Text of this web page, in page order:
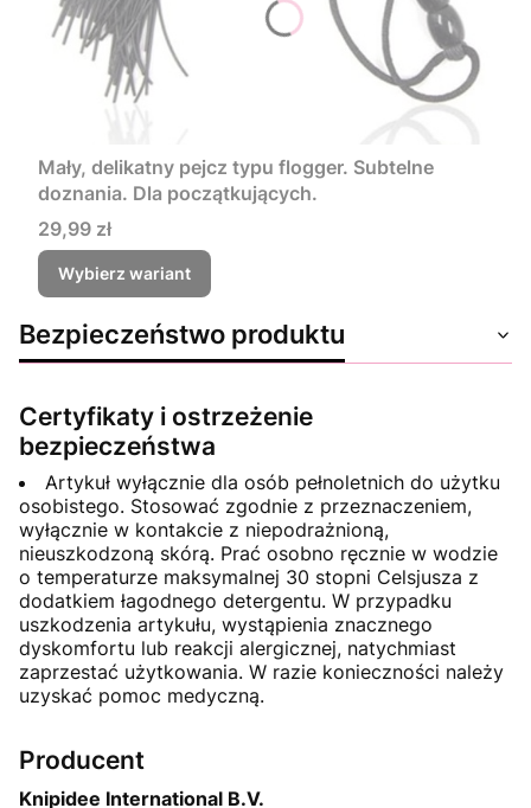
Mały, delikatny pejcz typu flogger. Subtelne
doznania. Dla początkujących.
Cena
29,99 zł
Wybierz wariant
Bezpieczeństwo produktu
Certyfikaty i ostrzeżenie
bezpieczeństwa
Artykuł wyłącznie dla osób pełnoletnich do użytku
osobistego. Stosować zgodnie z przeznaczeniem,
wyłącznie w kontakcie z niepodrażnioną,
nieuszkodzoną skórą. Prać osobno ręcznie w wodzie
o temperaturze maksymalnej 30 stopni Celsjusza z
dodatkiem łagodnego detergentu. W przypadku
uszkodzenia artykułu, wystąpienia znacznego
dyskomfortu lub reakcji alergicznej, natychmiast
zaprzestać użytkowania. W razie konieczności należy
uzyskać pomoc medyczną.
Producent
Knipidee International B.V.